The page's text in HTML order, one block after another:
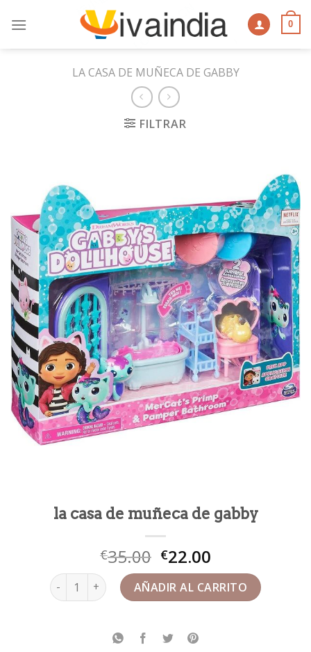
0
LA CASA DE MUÑECA DE GABBY
FILTRAR
la casa de muñeca de gabby
€35.00 €22.00
la casa de muñeca de gabby cantidad
AÑADIR AL CARRITO